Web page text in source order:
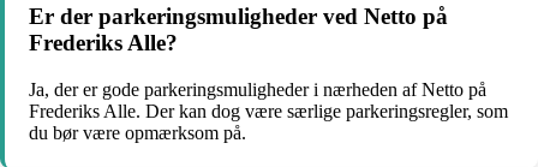
Er der parkeringsmuligheder ved Netto på
Frederiks Alle?
Ja, der er gode parkeringsmuligheder i nærheden af Netto på
Frederiks Alle. Der kan dog være særlige parkeringsregler, som
du bør være opmærksom på.